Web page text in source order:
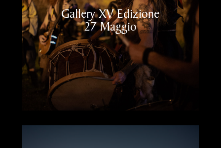
Gallery XV Edizione
27 Maggio